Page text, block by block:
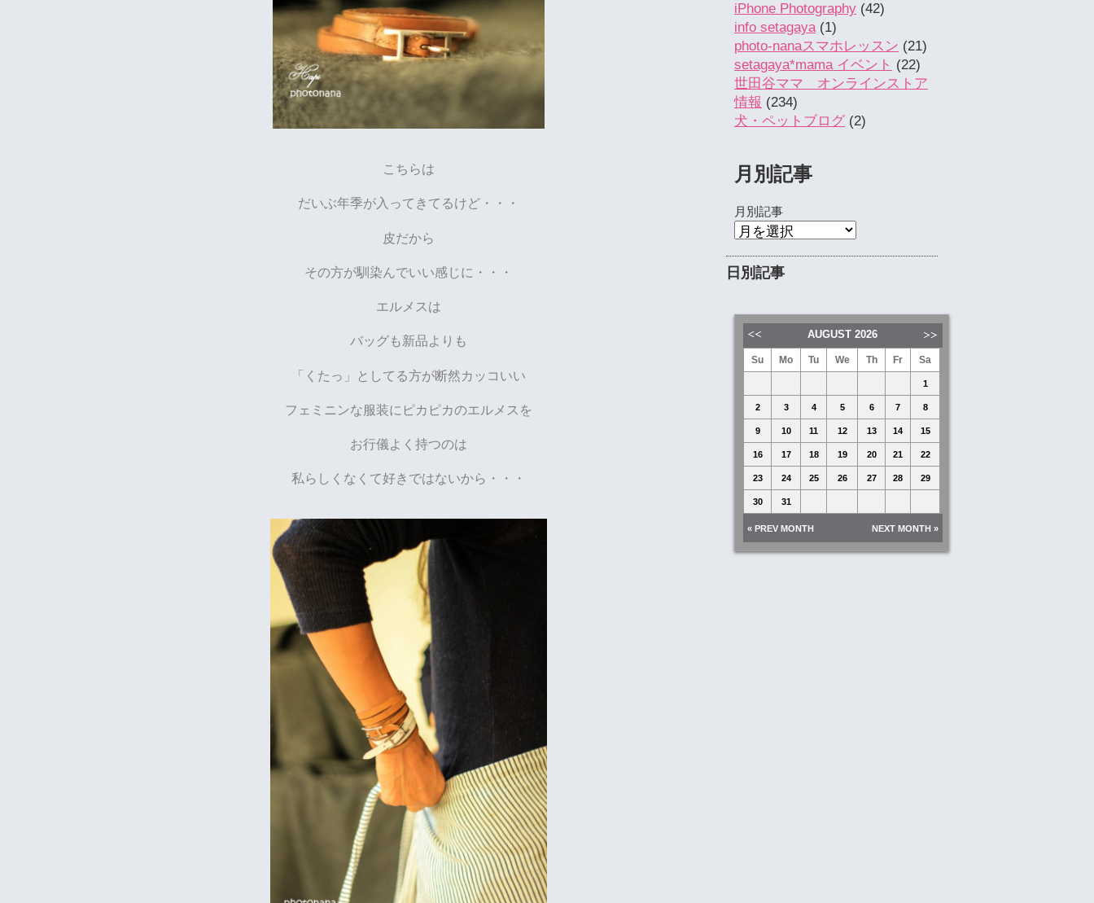
こちらは
だいぶ年季が入ってきてるけど・・・
皮だから
その方が馴染んでいい感じに・・・
エルメスは
バッグも新品よりも
「くたっ」としてる方が断然カッコいい
フェミニンな服装にピカピカのエルメスを
お行儀よく持つのは
私らしくなくて好きではないから・・・
iPhone Photography (42)
info setagaya(1)
photo-nanaスマホレッスン (21)
setagaya*mama イベント (22)
世田谷ママ オンラインストア
情報 (234)
犬・ペットブログ (2)
月別記事
月別記事
日別記事
AUGUST 2026
Su Mo Tu We Th Fr Sa
1
2 3 4 5 6 7 8
9 10 11 12 13 14 15
16 17 18 19 20 21 22
23 24 25 26 27 28 29
30 31
« PREV MONTH NEXT MONTH »